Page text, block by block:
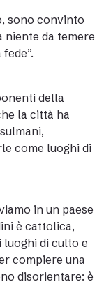
sono convinto
niente da temere
della
la città ha
come luoghi di
in un paese
è cattolica,
luoghi di culto e
compiere una
disorientare: è